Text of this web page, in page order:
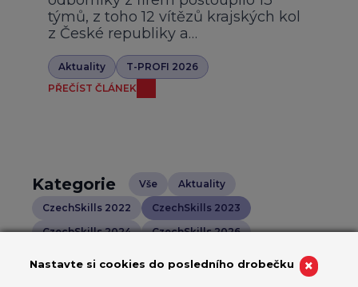
týmů, z toho 12 vítězů krajských kol
z České republiky a…
Aktuality
T-PROFI 2026
PŘEČÍST ČLÁNEK
Kategorie Vše
Aktuality
CzechSkills 2022
CzechSkills 2023
CzechSkills 2024
CzechSkills 2026
T-PROFI 2026
×
Nastavte si cookies do posledního drobečku